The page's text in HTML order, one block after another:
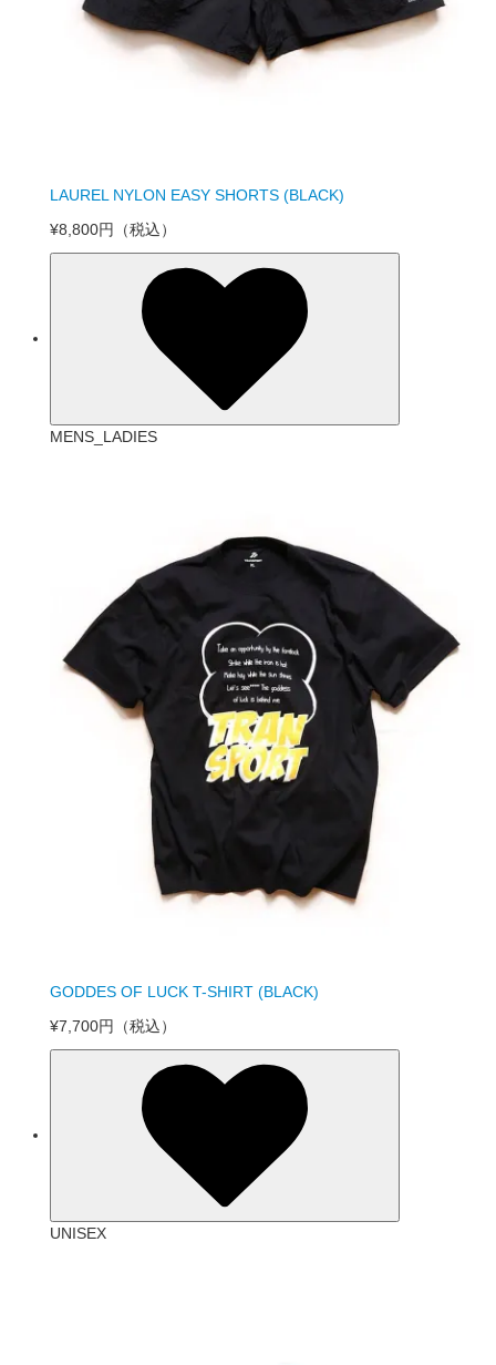
LAUREL NYLON EASY SHORTS (BLACK)
¥8,800円
（税込）
MENS_LADIES
GODDES OF LUCK T-SHIRT (BLACK)
¥7,700円
（税込）
UNISEX